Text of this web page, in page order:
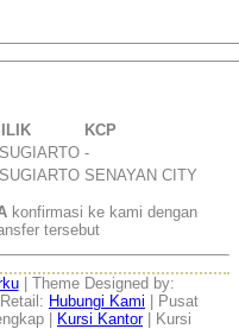
KCP
-
SENAYAN CITY
konfirmasi ke kami dengan
tersebut
| Theme Designed by:
Hubungi Kami | Pusat
|
Kursi Kantor| Kursi